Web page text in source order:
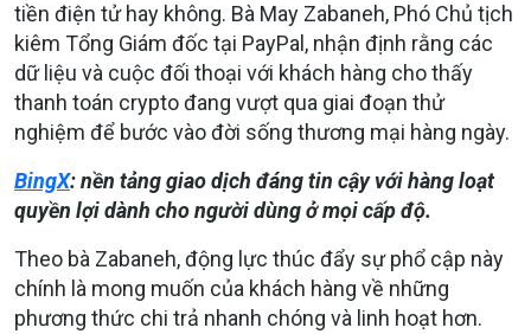
tiền điện tử hay không. Bà May Zabaneh, Phó Chủ tịch
kiêm Tổng Giám đốc tại PayPal, nhận định rằng các
dữ liệu và cuộc đối thoại với khách hàng cho thấy
thanh toán crypto đang vượt qua giai đoạn thử
nghiệm để bước vào đời sống thương mại hàng ngày.
BingX: nền tảng giao dịch đáng tin cậy với hàng loạt
quyền lợi dành cho người dùng ở mọi cấp độ.
Theo bà Zabaneh, động lực thúc đẩy sự phổ cập này
chính là mong muốn của khách hàng về những
phương thức chi trả nhanh chóng và linh hoạt hơn.